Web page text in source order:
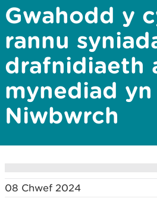
Gwahodd y
rannu
drafnidiaeth
mynediad yn
Niwbwrch
08 Chwef 2024